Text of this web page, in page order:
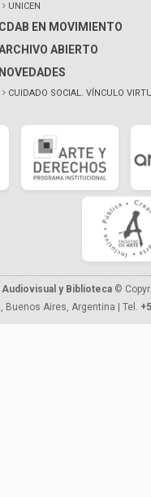
UNICEN
CDAB EN MOVIMIENTO
ABIERTO
NOVEDADES
CUIDADO SOCIAL. VÍNCULO
y Biblioteca ©
Buenos Aires, Argentina | Tel.